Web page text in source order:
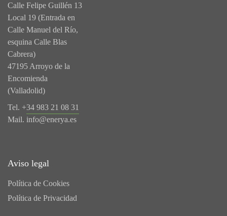
Calle Felipe Guillén 13
Local 19 (Entrada en
Calle Manuel del Río,
esquina Calle Blas
Cabrera)
47195 Arroyo de la
Encomienda
(Valladolid)
Tel. +34 983 21 08 31
Mail. info@enerya.es
Aviso legal
Política de Cookies
Política de Privacidad